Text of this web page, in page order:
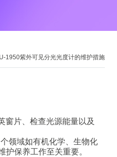
1950紫外可见分光光度计的维护措施
片、检查光源能量以及
领域如有机化学、生物化
保养工作至关重要。